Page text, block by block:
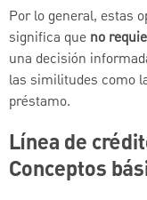
Por lo general, estas
significa que no
una decisión
las similitudes como
préstamo.
Línea de
Conceptos